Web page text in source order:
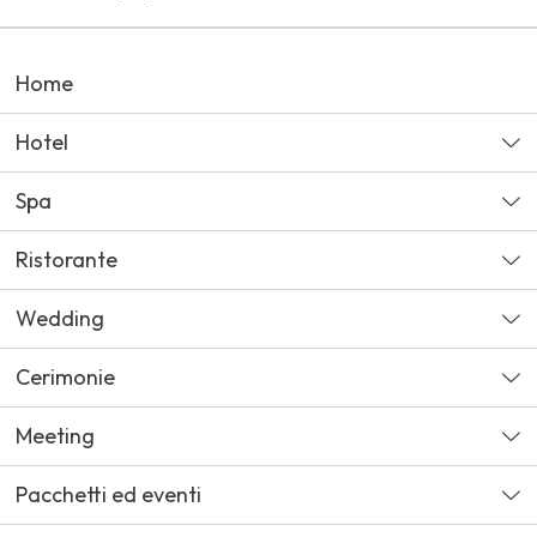
Home
Hotel
Spa
Ristorante
Wedding
Cerimonie
Meeting
Pacchetti ed eventi